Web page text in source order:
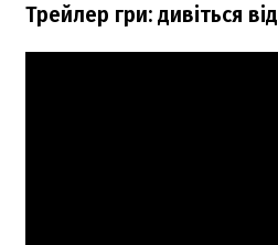
Трейлер гри: дивіться